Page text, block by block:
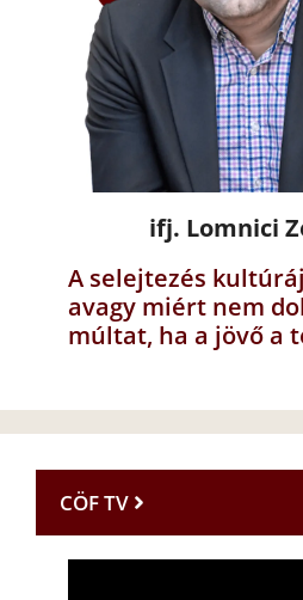
ifj. Lomnici
A selejtezés
avagy miért nem
múltat, ha a jövő a
CÖF TV